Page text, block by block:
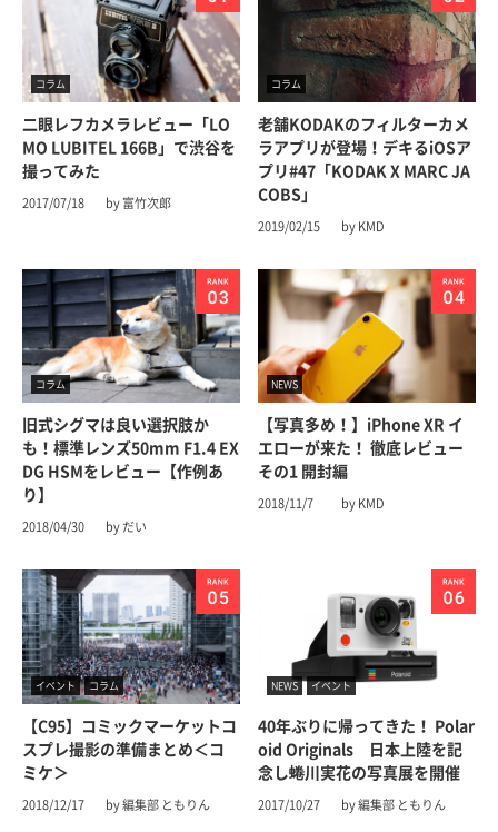
コラム
二眼レフカメラレビュー「LO
MO LUBITEL 166B」で渋谷を
撮ってみた
2017/07/18 by 富竹次郎
コラム
老舗KODAKのフィルターカメ
ラアプリが登場！デキるiOSア
プリ#47「KODAK X MARC JA
COBS」
2019/02/15 by KMD
コラム
旧式シグマは良い選択肢か
も！標準レンズ50mm F1.4 EX
DG HSMをレビュー【作例あ
り】
2018/04/30 by だい
NEWS
【写真多め！】iPhone XR イ
エローが来た！ 徹底レビュー
その1 開封編
2018/11/7 by KMD
イベント コラム
【C95】コミックマーケットコ
スプレ撮影の準備まとめ＜コ
ミケ＞
2018/12/17 by 編集部 ともりん
NEWS イベント
40年ぶりに帰ってきた！ Polar
oid Originals 日本上陸を記
念し蜷川実花の写真展を開催
2017/10/27 by 編集部 ともりん